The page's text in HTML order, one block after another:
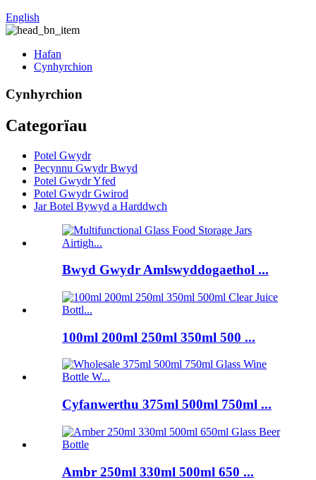
English
Hafan
Cynhyrchion
Cynhyrchion
Categorïau
Potel Gwydr
Pecynnu Gwydr Bwyd
Potel Gwydr Yfed
Potel Gwydr Gwirod
Jar Botel Bywyd a Harddwch
Bwyd Gwydr Amlswyddogaethol ...
100ml 200ml 250ml 350ml 500 ...
Cyfanwerthu 375ml 500ml 750ml ...
Ambr 250ml 330ml 500ml 650 ...